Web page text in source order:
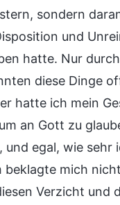
sondern
und
hatte. Nur
diese Dinge
hatte ich mein
an Gott zu
und egal, wie sehr
beklagte mich
Verzicht und